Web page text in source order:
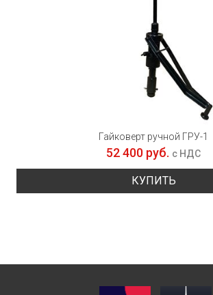
Гайковерт ручной ГРУ-1
52 400 руб. с НДС
КУПИТЬ